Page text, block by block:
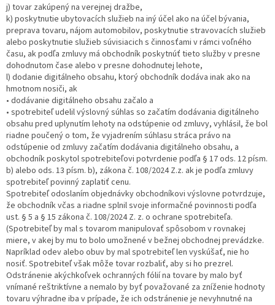
j) tovar zakúpený na verejnej dražbe,
k) poskytnutie ubytovacích služieb na iný účel ako na účel bývania,
preprava tovaru, nájom automobilov, poskytnutie stravovacích služieb
alebo poskytnutie služieb súvisiacich s činnosťami v rámci voľného
času, ak podľa zmluvy má obchodník poskytnúť tieto služby v presne
dohodnutom čase alebo v presne dohodnutej lehote,
l) dodanie digitálneho obsahu, ktorý obchodník dodáva inak ako na
hmotnom nosiči, ak
• dodávanie digitálneho obsahu začalo a
• spotrebiteľ udelil výslovný súhlas so začatím dodávania digitálneho
obsahu pred uplynutím lehoty na odstúpenie od zmluvy, vyhlásil, že bol
riadne poučený o tom, že vyjadrením súhlasu stráca právo na
odstúpenie od zmluvy začatím dodávania digitálneho obsahu, a
obchodník poskytol spotrebiteľovi potvrdenie podľa § 17 ods. 12 písm.
b) alebo ods. 13 písm. b), zákona č. 108/2024 Z.z. ak je podľa zmluvy
spotrebiteľ povinný zaplatiť cenu.
Spotrebiteľ odoslaním objednávky obchodníkovi výslovne potvrdzuje,
že obchodník včas a riadne splnil svoje informačné povinnosti podľa
ust. § 5 a § 15 zákona č. 108/2024 Z. z. o ochrane spotrebiteľa.
(Spotrebiteľ by mal s tovarom manipulovať spôsobom v rovnakej
miere, v akej by mu to bolo umožnené v bežnej obchodnej prevádzke.
Napríklad odev alebo obuv by mal spotrebiteľ len vyskúšať, nie ho
nosiť. Spotrebiteľ však môže tovar rozbaliť, aby si ho prezrel.
Odstránenie akýchkoľvek ochranných fólií na tovare by malo byť
vnímané reštriktívne a nemalo by byť považované za zníženie hodnoty
tovaru výhradne iba v prípade, že ich odstránenie je nevyhnutné na